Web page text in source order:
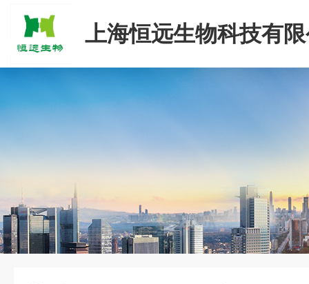
上海恒远生物科技有